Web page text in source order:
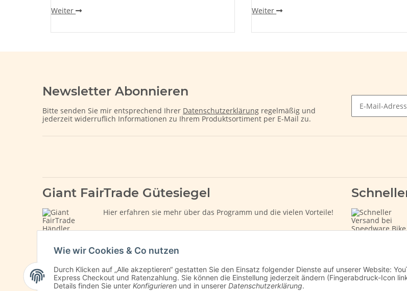
Weiter
Weiter
Newsletter Abonnieren
Bitte senden Sie mir entsprechend Ihrer Datenschutzerklärung regelmäßig und
jederzeit widerruflich Informationen zu Ihrem Produktsortiment per E-Mail zu.
Giant FairTrade Gütesiegel
Hier erfahren sie mehr über das Programm und die vielen Vorteile!
Wie wir Cookies & Co nutzen
Durch Klicken auf „Alle akzeptieren“ gestatten Sie den Einsatz folgender Dienste auf unserer Website:
Express Checkout und Ratenzahlung. Sie können die Einstellung jederzeit ändern (Fingerabdruck-Icon
Details finden Sie unter Konfigurieren und in unserer Datenschutzerklärung.